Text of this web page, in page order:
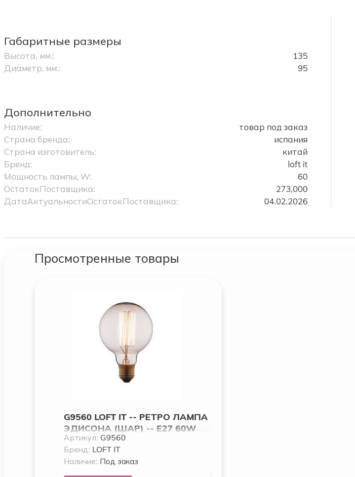
Габаритные размеры
Высота, мм.:
135
Диаметр, мм.:
95
Дополнительно
Наличие:
товар под заказ
Страна бренда:
испания
Страна изготовитель:
китай
Бренд:
loft it
Мощность лампы, W:
60
ОстатокПоставщика:
273,000
ДатаАктуальностиОстатокПоставщика:
04.02.2026
Просмотренные товары
G9560 LOFT IT -- РЕТРО ЛАМПА
ЭДИСОНА (ШАР) -- E27 60W
220V G9560
Артикул: G9560
Бренд: LOFT IT
Наличие: Под заказ